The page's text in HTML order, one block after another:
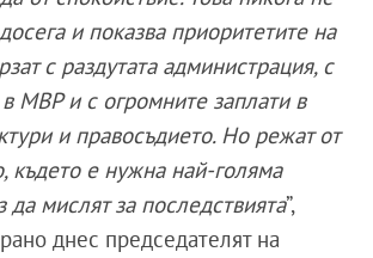
и показва приоритетите на
с раздутата администрация, с
МВР и с огромните заплати в
и правосъдието. Но режат от
където е нужна най-голяма
да мислят за последствията”,
днес председателят на